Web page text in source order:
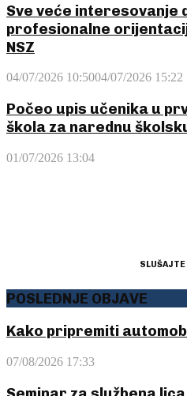
Sve veće interesovanje
profesionalne
NSZ
04/07/2026 10:5004/07/2026 15:22
Počeo upis učenika u
škola za narednu
01/07/2026 13:04
SLUŠAJTE
POSLEDNJE OBJAVE
Kako pripremiti
07/08/2026 17:33